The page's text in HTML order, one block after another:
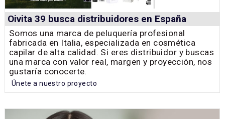
Oivita 39 busca distribuidores en España
Somos una marca de peluquería profesional
fabricada en Italia, especializada en cosmética
capilar de alta calidad. Si eres distribuidor y buscas
una marca con valor real, margen y proyección, nos
gustaría conocerte.
Únete a nuestro proyecto